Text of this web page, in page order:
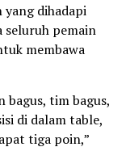
yang dihadapi
seluruh pemain
membawa
bagus, tim bagus,
di dalam table,
tiga poin,”